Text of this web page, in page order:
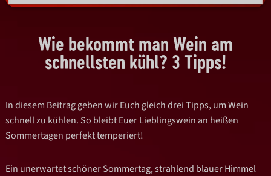
Wie bekommt man Wein am
schnellsten kühl? 3 Tipps!
In diesem Beitrag geben wir Euch gleich drei Tipps, um Wein
schnell zu kühlen. So bleibtEuer Lieblingswein an heißen
Sommertagen perfekt temperiert!
Ein unerwartet schöner Sommertag, strahlend blauer Himmel